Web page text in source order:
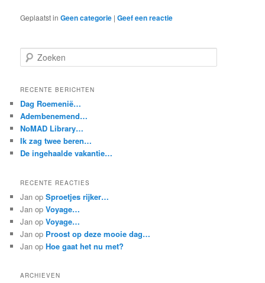
Geplaatst in Geen categorie |Geef een reactie
o
k
n
RECENTE BERICHTEN
Dag Roemenië…
Adembenemend…
NoMAD Library…
Ik zag twee beren…
De ingehaalde vakantie…
RECENTE REACTIES
Jan opSproetjes rijker…
Jan opVoyage…
Jan opVoyage…
Jan op Proost op deze mooie dag…
Jan opHoe gaat het nu met?
ARCHIEVEN